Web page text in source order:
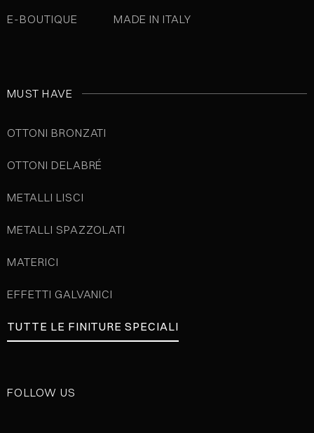
E-BOUTIQUE MADE IN ITALY
MUST HAVE
OTTONI BRONZATI
OTTONI DELABRÉ
METALLI LISCI
METALLI SPAZZOLATI
MATERICI
EFFETTI GALVANICI
TUTTE LE FINITURE SPECIALI
FOLLOW US